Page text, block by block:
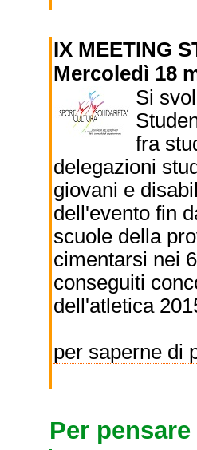
IX MEETING
Mercoledì 18
Si
fra
delegazioni
giovani e
dell'evento fin
scuole della
cimentarsi nei
conseguiti
dell'atletica
per saperne di
Per pensare